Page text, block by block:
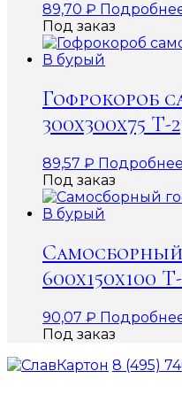
89,70 ₽
Под заказ
Гофрокороб
300х300х75 Т-
89,57 ₽ Подробнее
Под заказ
600х150х100
90,07 ₽
Под заказ
8 (495)